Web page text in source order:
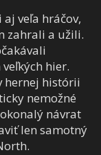
veľa hráčov,
zahrali a užili.
hier.
hernej histórii
nemožné
návrat
len samotný